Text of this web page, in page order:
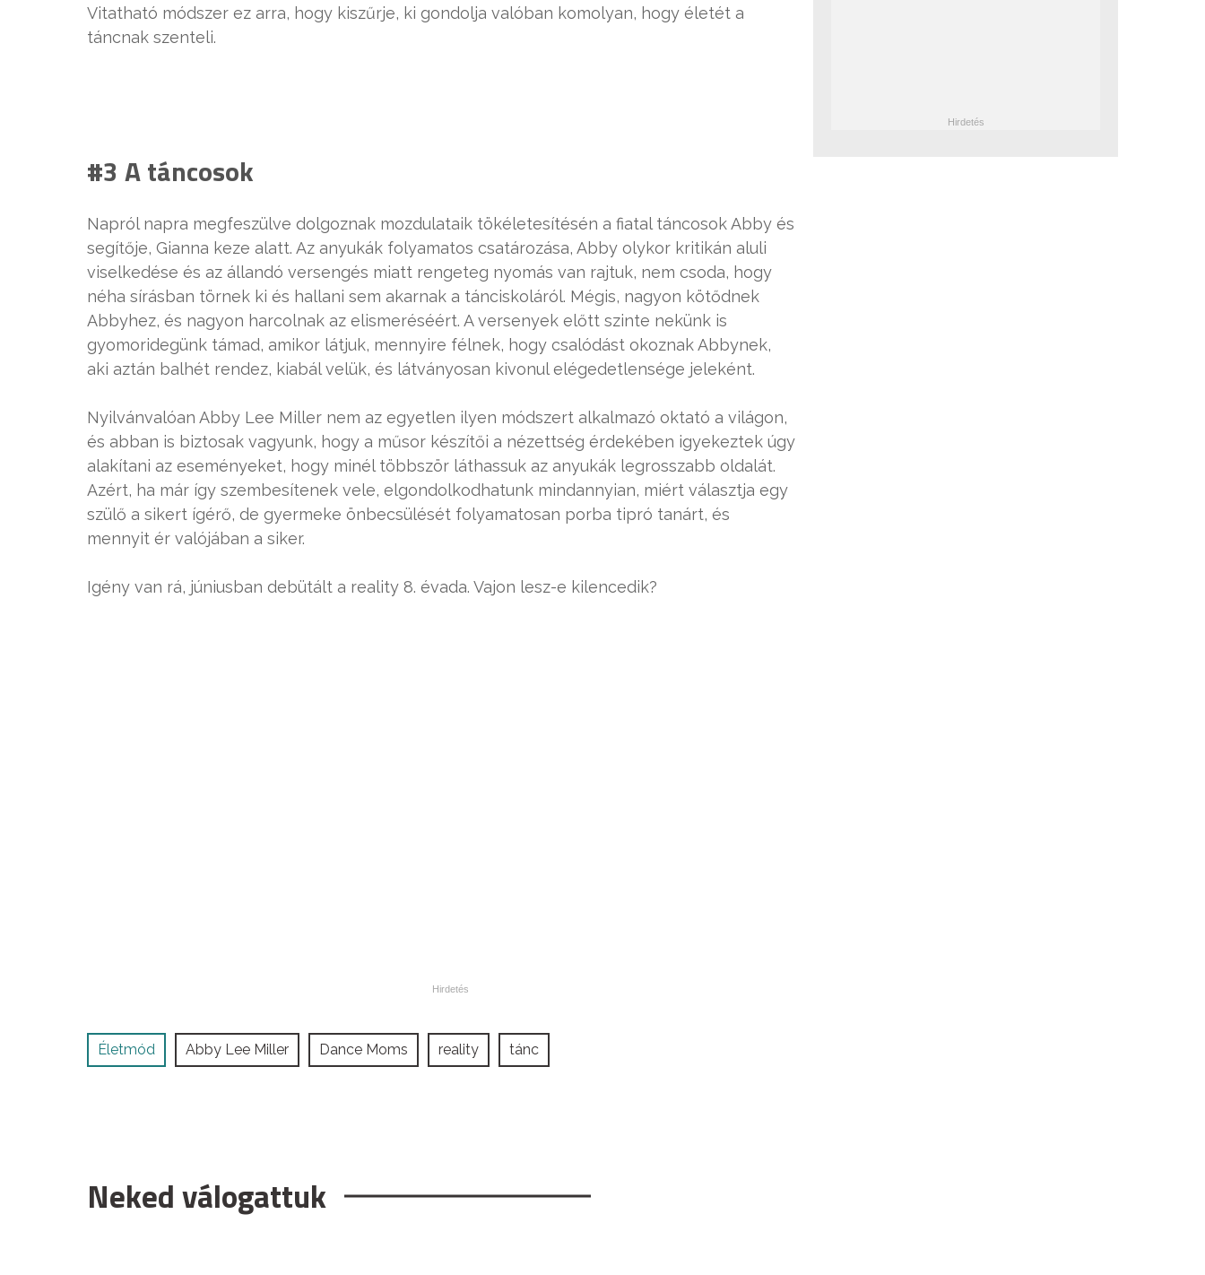
Vitatható módszer ez arra, hogy kiszűrje, ki gondolja valóban komolyan, hogy életét a
táncnak szenteli.
#3 A táncosok
Napról napra megfeszülve dolgoznak mozdulataik tökéletesítésén a fiatal táncosok Abby és
segítője, Gianna keze alatt. Az anyukák folyamatos csatározása, Abby olykor kritikán aluli
viselkedése és az állandó versengés miatt rengeteg nyomás van rajtuk, nem csoda, hogy
néha sírásban törnek ki és hallani sem akarnak a tánciskoláról. Mégis, nagyon kötődnek
Abbyhez, és nagyon harcolnak az elismeréséért. A versenyek előtt szinte nekünk is
gyomoridegünk támad, amikor látjuk, mennyire félnek, hogy csalódást okoznak Abbynek,
aki aztán balhét rendez, kiabál velük, és látványosan kivonul elégedetlensége jeleként.
Nyilvánvalóan Abby Lee Miller nem az egyetlen ilyen módszert alkalmazó oktató a világon,
és abban is biztosak vagyunk, hogy a műsor készítői a nézettség érdekében igyekeztek úgy
alakítani az eseményeket, hogy minél többször láthassuk az anyukák legrosszabb oldalát.
Azért, ha már így szembesítenek vele, elgondolkodhatunk mindannyian, miért választja egy
szülő a sikert ígérő, de gyermeke önbecsülését folyamatosan porba tipró tanárt, és
mennyit ér valójában a siker.
Igény van rá, júniusban debütált a reality 8. évada. Vajon lesz-e kilencedik?
Életmód Abby Lee Miller Dance Moms reality tánc
Neked válogattuk